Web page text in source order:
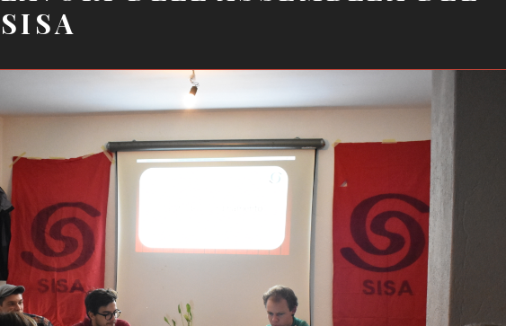
SISA